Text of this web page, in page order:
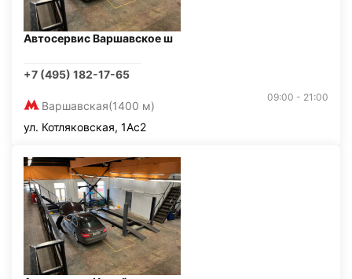
Автосервис Варшавское ш
+7 (495) 182-17-65
Варшавская(1400 м)
09:00 - 21:00
ул. Котляковская, 1Ас2